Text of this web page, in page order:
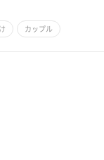
カップル